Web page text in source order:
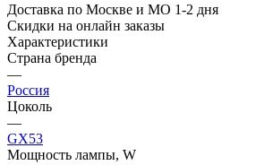
Доставка по Москве и МО 1-2 дня
Скидки на онлайн заказы
Характеристики
Страна бренда
—
Россия
Цоколь
—
GX53
Мощность лампы, W